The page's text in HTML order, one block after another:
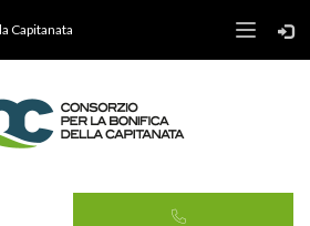
Capitanata